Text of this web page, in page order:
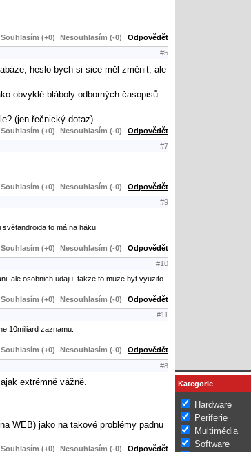
Souhlasím (+0) Nesouhlasím (-0) Odpovědět
#5
heslo bych si sice měl změnit, ale
obvyklé bláboly odborných časopisů
(jen řečnický dotaz)
Souhlasím (+0) Nesouhlasím (-0) Odpovědět
#7
Souhlasím (+0) Nesouhlasím (-0) Odpovědět
#9
to má na háku.
Souhlasím (+0)
Nesouhlasím (-0) Odpovědět
#10
ale osobnich udaju, takze to muze byt vyuzito
Souhlasím (+0)
Nesouhlasím (-0) Odpovědět
#11
10miliard zaznamu.
Souhlasím (+0)
Nesouhlasím (-0) Odpovědět
#8
extrémně vážně.
WEB) jako na takové problémy padnu
Souhlasím (+0) Nesouhlasím (-0) Odpovědět
Kategorie
Hardware
Periferie
Multimédia
Software